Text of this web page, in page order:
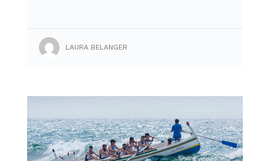
LAURA BELANGER